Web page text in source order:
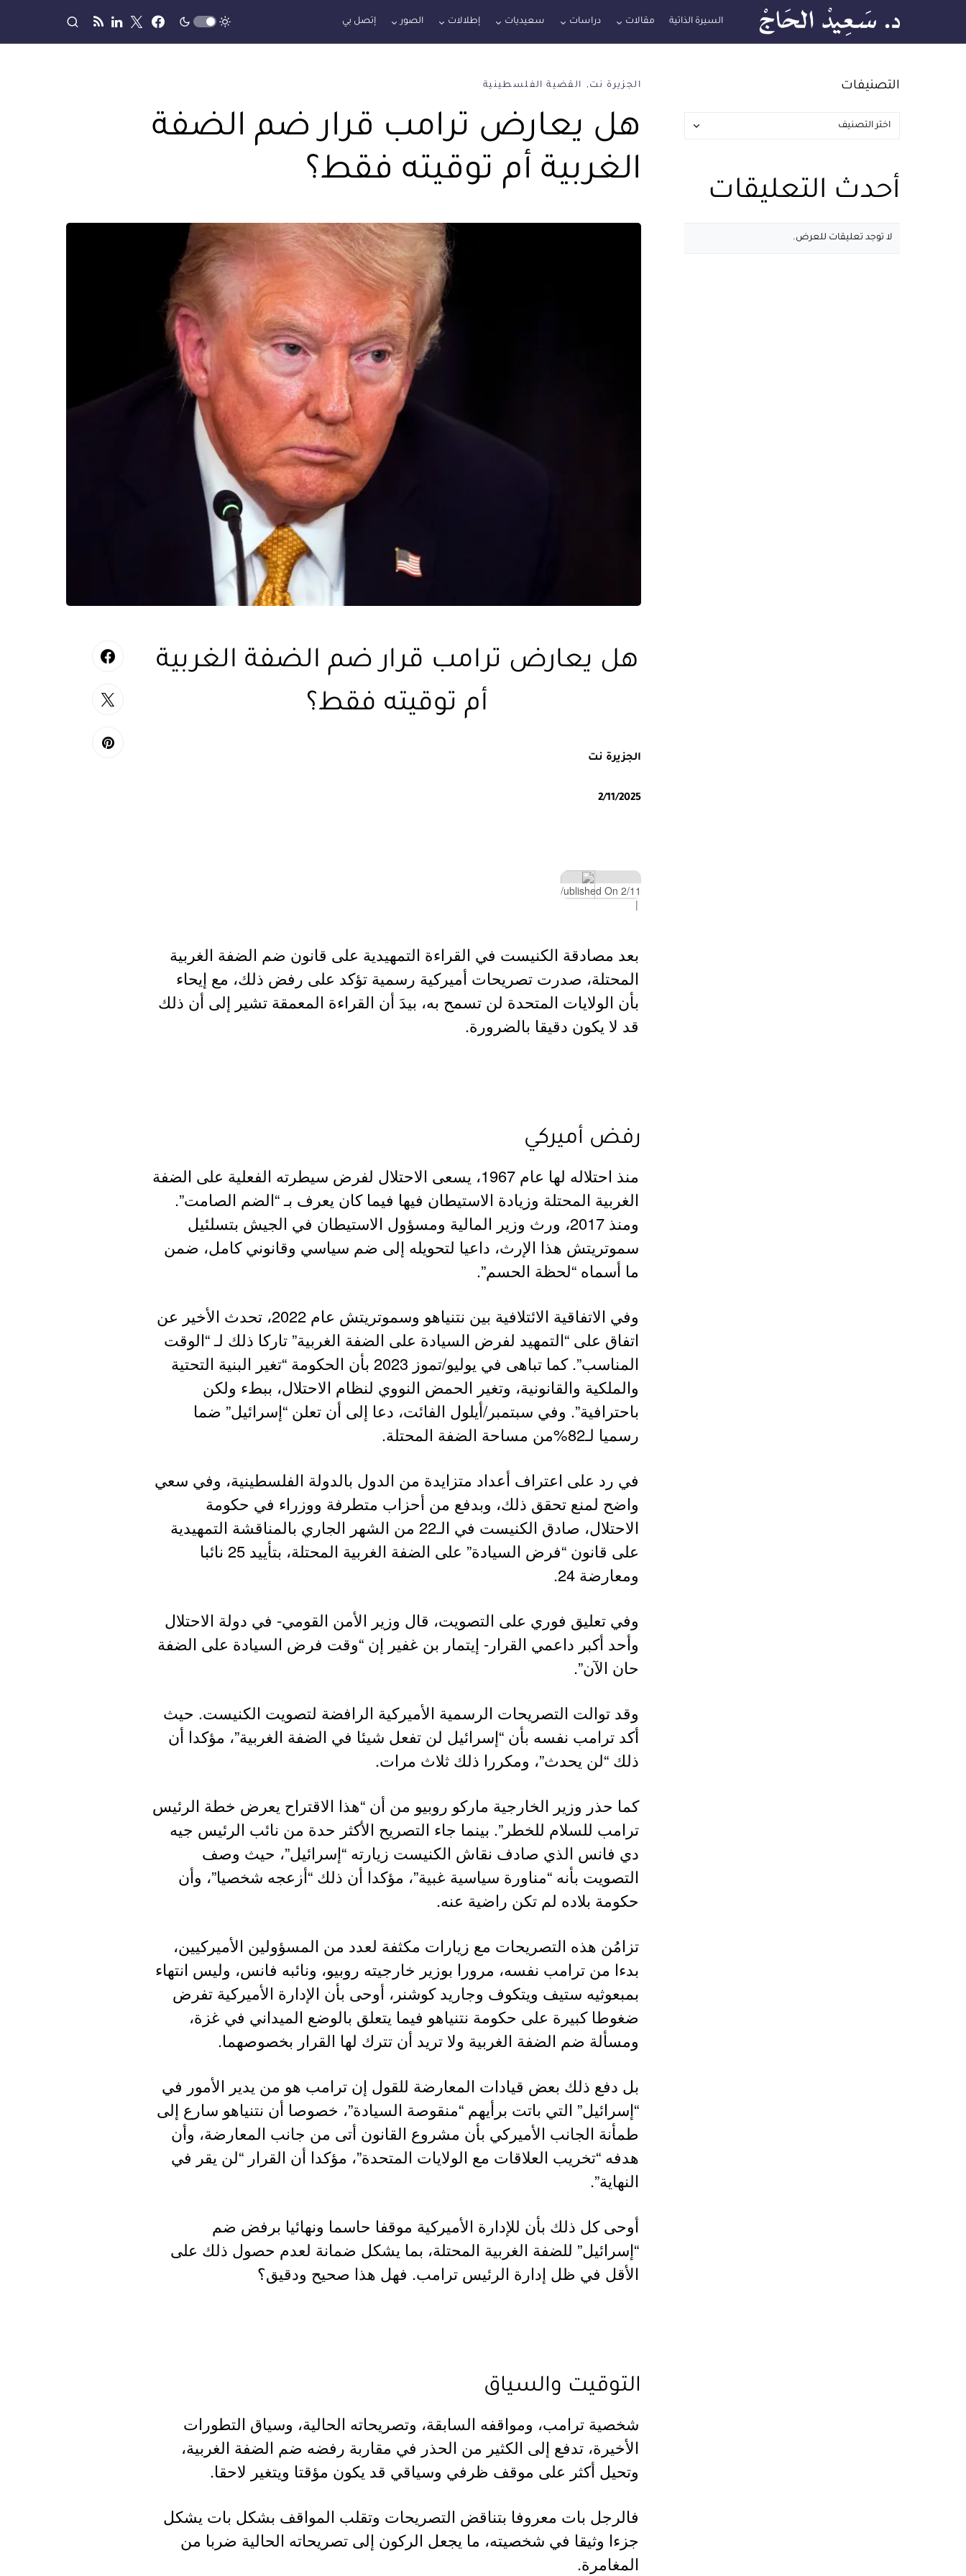
السيرة الذاتية مقالات دراسات سعيديات إطلالات الصور إتصل بي
الجزيرة نت القضية الفلسطينية
هل يعارض ترامب قرار ضم الضفة
الغربية أم توقيته فقط؟
هل يعارض ترامب قرار ضم الضفة الغربية
أم توقيته فقط؟
الجزيرة نت
2/11/2025
ublished On 2/11/
|
بعد مصادقة الكنيست في القراءة التمهيدية على قانون ضم الضفة الغربية
المحتلة، صدرت تصريحات أميركية رسمية تؤكد على رفض ذلك، مع إيحاء
بأن الولايات المتحدة لن تسمح به، بيدَ أن القراءة المعمقة تشير إلى أن ذلك
قد لا يكون دقيقا بالضرورة.
رفض أميركي
منذ احتلاله لها عام 1967، يسعى الاحتلال لفرض سيطرته الفعلية على الضفة
الغربية المحتلة وزيادة الاستيطان فيها فيما كان يعرف بـ “الضم الصامت”.
ومنذ 2017، ورث وزير المالية ومسؤول الاستيطان في الجيش بتسلئيل
سموتريتش هذا الإرث، داعيا لتحويله إلى ضم سياسي وقانوني كامل، ضمن
ما أسماه “لحظة الحسم”.
وفي الاتفاقية الائتلافية بين نتنياهو وسموتريتش عام 2022، تحدث الأخير عن
اتفاق على “التمهيد لفرض السيادة على الضفة الغربية” تاركا ذلك لـ “الوقت
المناسب”. كما تباهى في يوليو/تموز 2023 بأن الحكومة “تغير البنية التحتية
والملكية والقانونية، وتغير الحمض النووي لنظام الاحتلال، ببطء ولكن
باحترافية”. وفي سبتمبر/أيلول الفائت، دعا إلى أن تعلن “إسرائيل” ضما
رسميا لـ82
%من مساحة الضفة المحتلة.
في رد على اعتراف أعداد متزايدة من الدول بالدولة الفلسطينية، وفي سعي
واضح لمنع تحقق ذلك، وبدفع من أحزاب متطرفة ووزراء في حكومة
الاحتلال، صادق الكنيست في الـ22 من الشهر الجاري بالمناقشة التمهيدية
على قانون “فرض السيادة” على الضفة الغربية المحتلة، بتأييد 25 نائبا
ومعارضة 24.
وفي تعليق فوري على التصويت، قال وزير الأمن القومي- في دولة الاحتلال
وأحد أكبر داعمي القرار- إيتمار بن غفير إن “وقت فرض السيادة على الضفة
حان الآن”.
وقد توالت التصريحات الرسمية الأميركية الرافضة لتصويت الكنيست. حيث
أكد ترامب نفسه بأن “إسرائيل لن تفعل شيئا في الضفة الغربية”، مؤكدا أن
ذلك “لن يحدث”، ومكررا ذلك ثلاث مرات.
كما حذر وزير الخارجية ماركو روبيو من أن “هذا الاقتراح يعرض خطة الرئيس
ترامب للسلام للخطر”. بينما جاء التصريح الأكثر حدة من نائب الرئيس جيه
دي فانس الذي صادف نقاش الكنيست زيارته “إسرائيل”، حيث وصف
التصويت بأنه “مناورة سياسية غبية”، مؤكدا أن ذلك “أزعجه شخصيا”، وأن
حكومة بلاده لم تكن راضية عنه.
تزامُن هذه التصريحات مع زيارات مكثفة لعدد من المسؤولين الأميركيين،
بدءا من ترامب نفسه، مرورا بوزير خارجيته روبيو، ونائبه فانس، وليس انتهاء
بمبعوثيه ستيف ويتكوف وجاريد كوشنر، أوحى بأن الإدارة الأميركية تفرض
ضغوطا كبيرة على حكومة نتنياهو فيما يتعلق بالوضع الميداني في غزة،
ومسألة ضم الضفة الغربية ولا تريد أن تترك لها القرار بخصوصهما.
بل دفع ذلك بعض قيادات المعارضة للقول إن ترامب هو من يدير الأمور في
“إسرائيل” التي باتت برأيهم “منقوصة السيادة”، خصوصا أن نتنياهو سارع إلى
طمأنة الجانب الأميركي بأن مشروع القانون أتى من جانب المعارضة، وأن
هدفه “تخريب العلاقات مع الولايات المتحدة”، مؤكدا أن القرار “لن يقر في
النهاية”.
أوحى كل ذلك بأن للإدارة الأميركية موقفا حاسما ونهائيا برفض ضم
“إسرائيل” للضفة الغربية المحتلة، بما يشكل ضمانة لعدم حصول ذلك على
الأقل في ظل إدارة الرئيس ترامب. فهل هذا صحيح ودقيق؟
التوقيت والسياق
شخصية ترامب، ومواقفه السابقة، وتصريحاته الحالية، وسياق التطورات
الأخيرة، تدفع إلى الكثير من الحذر في مقاربة رفضه ضم الضفة الغربية،
وتحيل أكثر على موقف ظرفي وسياقي قد يكون مؤقتا ويتغير لاحقا.
فالرجل بات معروفا بتناقض التصريحات وتقلب المواقف بشكل بات يشكل
جزءا وثيقا في شخصيته، ما يجعل الركون إلى تصريحاته الحالية ضربا من
المغامرة.
التصنيفات
أحدث التعليقات
لا توجد تعليقات للعرض.